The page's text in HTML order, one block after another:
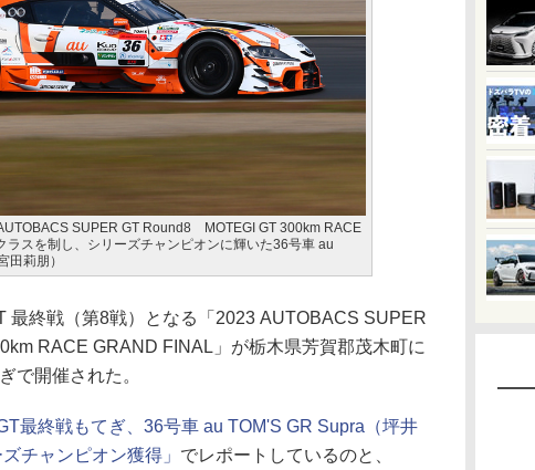
SUPER GT Round8 MOTEGI GT 300km RACE
ラスを制し、シリーズチャンピオンに輝いた36号車 au
田莉朋）
終戦（第8戦）となる「2023 AUTOBACS SUPER
RACE GRAND FINAL」が栃木県芳賀郡茂木町に
で開催された。
最終戦もてぎ、36号車 au TOM'S GR Supra（坪井
チャンピオン獲得」 でレポートしているのと、